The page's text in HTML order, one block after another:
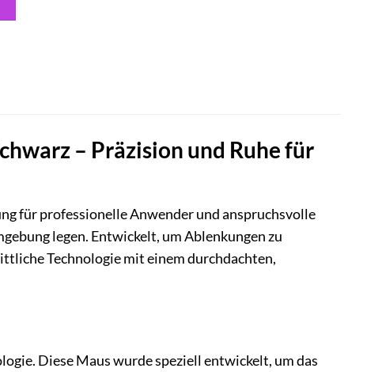
– Präzision und Ruhe für
für professionelle Anwender und anspruchsvolle
legen. Entwickelt, um Ablenkungen zu
Technologie mit einem durchdachten,
Diese Maus wurde speziell entwickelt, um das